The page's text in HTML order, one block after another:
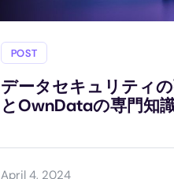
POST
データセキュリティ
とOwnDataの専門知
April 4, 2024